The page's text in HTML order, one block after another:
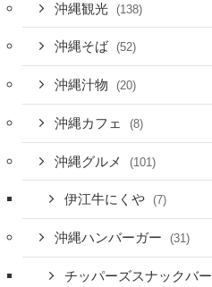
沖縄観光 (138)
沖縄そば (52)
沖縄汁物 (20)
沖縄カフェ (8)
沖縄グルメ (101)
伊江牛にくや (7)
沖縄ハンバーガー (31)
チッパーズスナックバー